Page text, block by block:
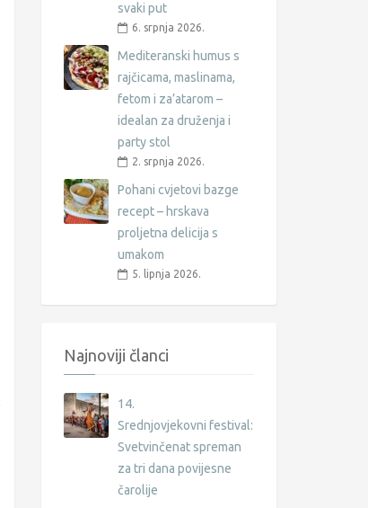
svaki put
6. srpnja 2026.
Mediteranski humus s
rajčicama, maslinama,
fetom i za’atarom –
idealan za druženja i
party stol
2. srpnja 2026.
Pohani cvjetovi bazge
recept – hrskava
proljetna delicija s
umakom
5. lipnja 2026.
Najnoviji članci
14.
Srednjovjekovni festival:
Svetvinčenat spreman
za tri dana povijesne
čarolije